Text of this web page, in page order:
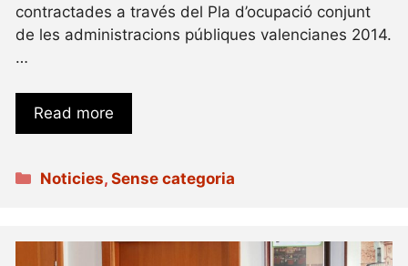
contractades a través del Pla d’ocupació conjunt
de les administracions públiques valencianes 2014.
…
Read more
Categories
Noticies,Sense categoria